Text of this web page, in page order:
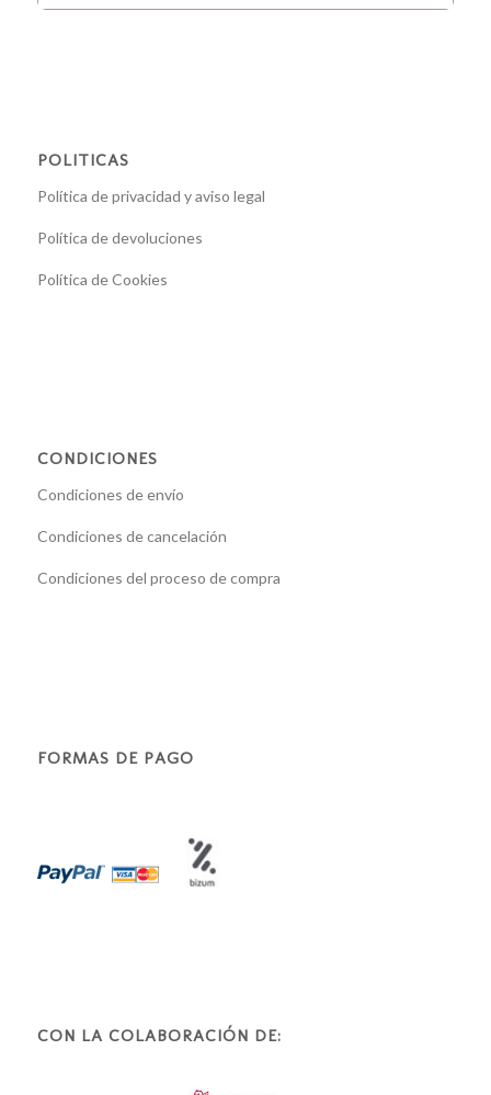
POLITICAS
Política de privacidad y aviso legal
Política de devoluciones
Política de Cookies
CONDICIONES
Condiciones de envío
Condiciones de cancelación
Condiciones del proceso de compra
FORMAS DE PAGO
CON LA COLABORACIÓN DE: